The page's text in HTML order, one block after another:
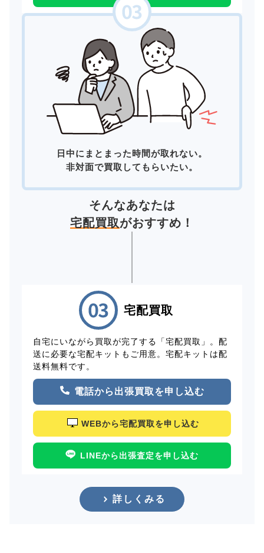
日中にまとまった時間が取れない。
非対面で買取してもらいたい。
そんなあなたは
宅配買取がおすすめ！
宅配買取
自宅にいながら買取が完了する「宅配買取」。配
送に必要な宅配キットもご用意。宅配キットは配
送料無料です。
電話から出張買取を申し込む
WEBから宅配買取を申し込む
LINEから出張査定を申し込む
詳しくみる